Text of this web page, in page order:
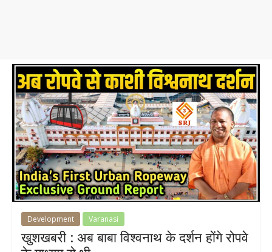
Development Varanasi
खुशखबरी : अब बाबा विश्वनाथ के दर्शन होंगे रोपवे